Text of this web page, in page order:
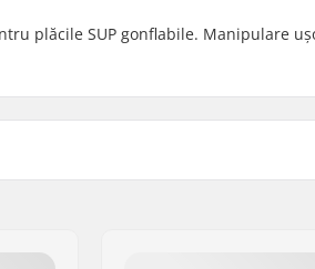
plăcile SUP gonflabile. Manipulare